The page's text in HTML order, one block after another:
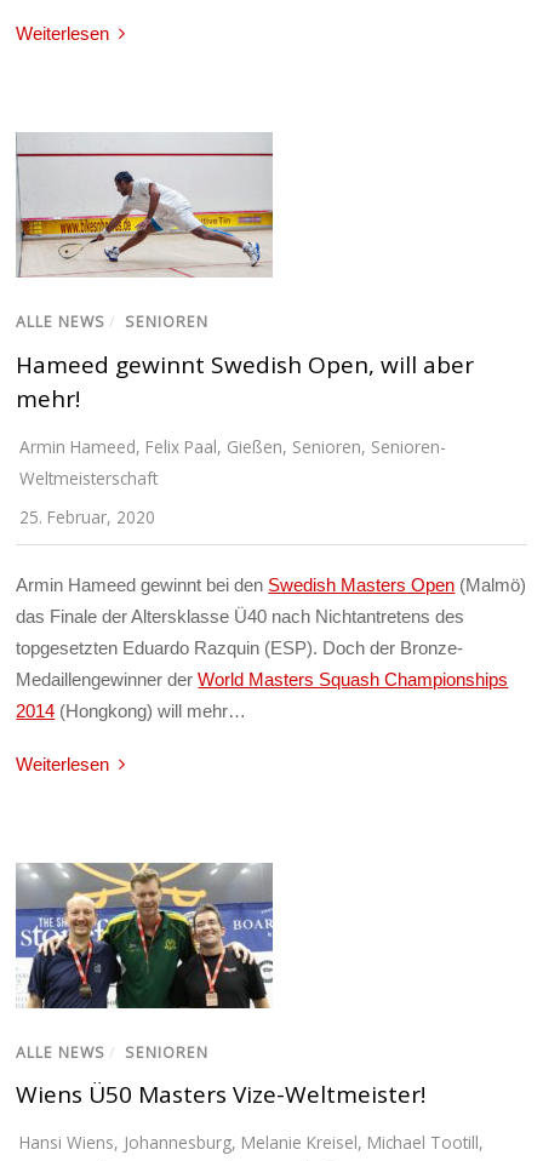
Weiterlesen
ALLE NEWS / SENIOREN
Hameed gewinnt Swedish Open, will aber
mehr!
Armin Hameed, Felix Paal, Gießen, Senioren, Senioren-
Weltmeisterschaft
25. Februar, 2020
Armin Hameed gewinnt bei den Swedish Masters Open (Malmö)
das Finale der Altersklasse Ü40 nach Nichtantretens des
topgesetzten Eduardo Razquin (ESP). Doch der Bronze-
Medaillengewinner derWorld Masters Squash Championships
2014 (Hongkong) will mehr…
Weiterlesen
ALLE NEWS / SENIOREN
Wiens Ü50 Masters Vize-Weltmeister!
Hansi Wiens, Johannesburg, Melanie Kreisel, Michael Tootill,